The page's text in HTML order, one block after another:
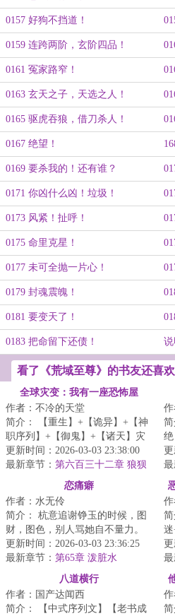
0157 好狗不挡道！
0159 连跨两阶，玄阶四品！
0161 冤家路窄！
0163 玄天之子，天选之人！
0165 驱虎吞狼，借刀杀人！
0167 绝望！
0169 要杀我的！还有谁？
0171 你凶什么凶！垃圾！
0173 风紧！扯呼！
0175 命里克星！
0177 未可全抛一片心！
0179 封魂震魄！
0181 要变天了！
0183 把命留下还债！ 说
看了《荒域至尊》的书友还喜
全球灾变：我有一座恐怖屋
作者：不冷的天堂
简介： 【重生】+【诡异】+【神
职序列】+【御鬼】+【诸天】灾
变时代百鬼夜行，山海浮屠妖魔
显...
更新时间：2026-03-03 23:38:00
最新章节： 第六百三十二章 狼狈
最
恋痛癖
作者：水无伶
简介： 杭意追谢铮玉的时候，图
财，图色，别人骂她自不量力。
结果不仅真让她得逞，还扭脸把
人甩了...
更新时间：2026-03-03 23:36:25
最新章节： 第65章 泼脏水
最
八道横行
作者：国产达闻西
简介： 【中式序列文】【老书成